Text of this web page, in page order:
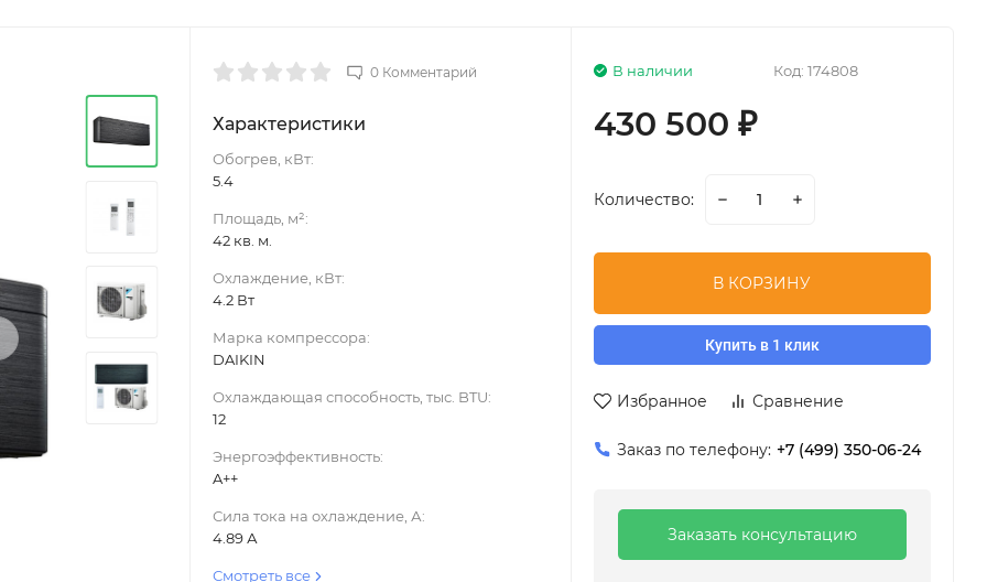
0 Комментарий
Характеристики
Обогрев, кВт:
5.4
Площадь, м²:
42 кв. м.
Охлаждение, кВт:
4.2 Вт
Марка компрессора:
DAIKIN
Охлаждающая способность, тыс. BTU:
12
Энергоэффективность:
A++
Сила тока на охлаждение, А:
4.89 А
Смотреть все
Код: 174808
В наличии
430 500 ₽
Количество:
В КОРЗИНУ
Купить в 1 клик
Избранное Сравнение
Заказ по телефону: +7 (499) 350-06-24
Заказать консультацию